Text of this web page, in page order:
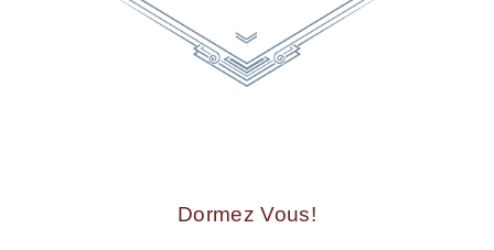
!Dormez Vous